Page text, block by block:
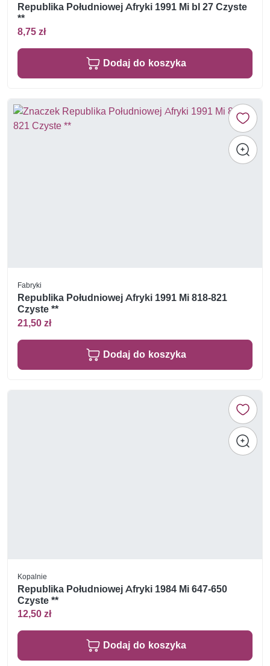
Republika Południowej Afryki 1991 Mi bl 27 Czyste
**
8,75 zł
Dodaj do koszyka
Fabryki
Republika Południowej Afryki 1991 Mi 818-821
Czyste **
21,50 zł
Dodaj do koszyka
Kopalnie
Republika Południowej Afryki 1984 Mi 647-650
Czyste **
12,50 zł
Dodaj do koszyka